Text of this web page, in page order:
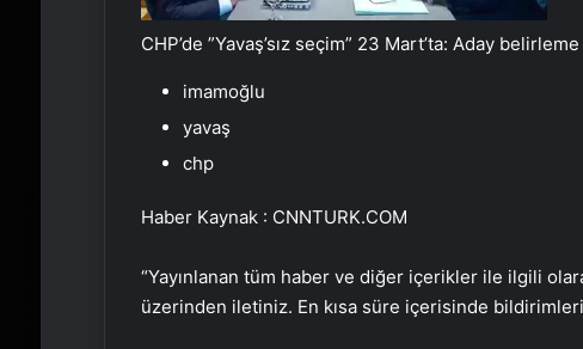
CHP’de ”Yavaş’sız seçim” 23 Mart’ta: Aday
imamoğlu
yavaş
chp
Haber Kaynak : CNNTURK.COM
“Yayınlanan tüm haber ve diğer içerikler ile ilgili
üzerinden iletiniz. En kısa süre içerisinde